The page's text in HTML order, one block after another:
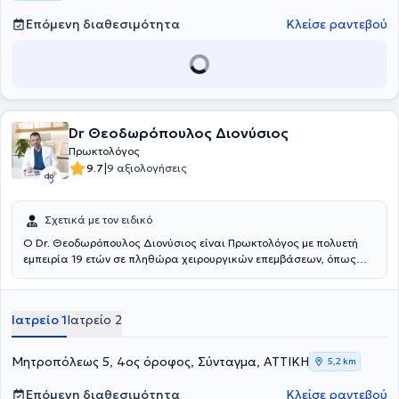
Επόμενη διαθεσιμότητα Κλείσε ραντεβού
Dr Θεοδωρόπουλος Διονύσιος
Πρωκτολόγος
9.7|9 αξιολογήσεις
Σχετικά με τον ειδικό
O Dr. Θεοδωρόπουλος Διονύσιος είναι Πρωκτολόγος με πολυετή
εμπειρία 19 ετών σε πληθώρα χειρουργικών επεμβάσεων, όπως
λαπαροσκοπική εκτομή της κύστης κόκκυγος, την αντιμετώπιση και
"Diploma de Licensa" (Diploma of License MD) του Πανεπιστήμιο
Ιατρικής "Universitatea de Medicina si Farmacie GR T POPA" και
έχει αποκτήσει άδειες άσκησης επαγγέλματος στην Ελλάδα, τη
Σουηδία, την Ισπανία και την Ρουμανία. Στο πλαίσιο ειδίκευσής του
στη Γενική Χειρουργική, έκανε εξειδίκευση στο Τμήμα
Ιατρείο 1Ιατρείο 2
Μητροπόλεως 5, 4ος όροφος, Σύνταγμα, ΑΤΤΙΚΗ 5,2 km
Επόμενη διαθεσιμότητα Κλείσε ραντεβού